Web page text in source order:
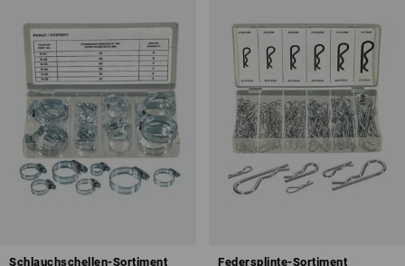
Schlauchschellen-Sortiment Federsplinte-Sortiment